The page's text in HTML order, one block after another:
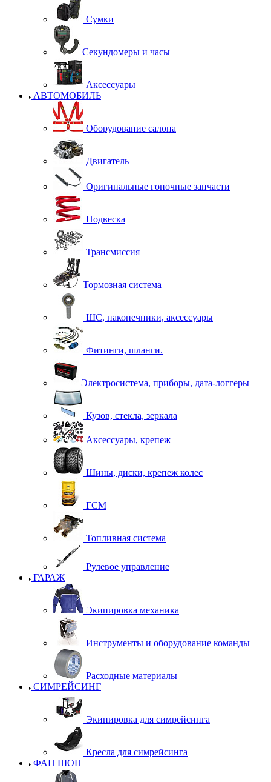
Сумки
Секундомеры и часы
Аксессуары
АВТОМОБИЛЬ
Оборудование салона
Двигатель
Оригинальные гоночные запчасти
Подвеска
Трансмиссия
Тормозная система
ШС, наконечники, аксессуары
Фитинги, шланги.
Электросистема, приборы, дата-логгеры
Кузов, стекла, зеркала
Аксессуары, крепеж
Шины, диски, крепеж колес
ГСМ
Топливная система
Рулевое управление
ГАРАЖ
Экипировка механика
Инструменты и оборудование команды
Расходные материалы
СИМРЕЙСИНГ
Экипировка для симрейсинга
Кресла для симрейсинга
ФАН ШОП